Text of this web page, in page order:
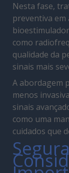
Nesta fase,
preventiva em
como
qualidade da
sinais mais
A abordagem
menos
sinais
como uma
cuidados que